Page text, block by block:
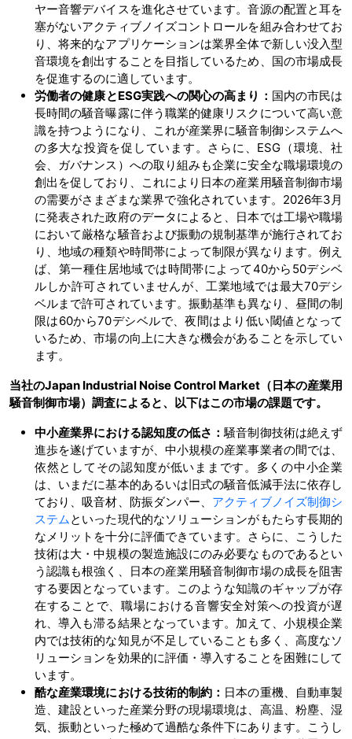
ヤー音響デバイスを進化させています。音源の配置と耳を
塞がないアクティブノイズコントロールを組み合わせてお
り、将来的なアプリケーションは業界全体で新しい没入型
音環境を創出することを目指しているため、国の市場成長
を促進するのに適しています。
労働者の健康とESG実践への関心の高まり： 国内の市民は
長時間の騒音曝露に伴う職業的健康リスクについて高い意
識を持つようになり、これが産業界に騒音制御システムへ
の多大な投資を促しています。さらに、ESG（環境、社
会、ガバナンス）への取り組みも企業に安全な職場環境の
創出を促しており、これにより日本の産業用騒音制御市場
の需要がさまざまな業界で強化されています。2026年3月
に発表された政府のデータによると、日本では工場や職場
において厳格な騒音および振動の規制基準が施行されてお
り、地域の種類や時間帯によって制限が異なります。例え
ば、第一種住居地域では時間帯によって40から50デシベ
ルしか許可されていませんが、工業地域では最大70デシ
ベルまで許可されています。振動基準も異なり、昼間の制
限は60から70デシベルで、夜間はより低い閾値となって
いるため、市場の向上に大きな機会があることを示してい
ます。
当社のJapan Industrial Noise Control Market（日本の産業用
騒音制御市場）調査によると、以下はこの市場の課題です。
中小産業界における認知度の低さ：騒音制御技術は絶えず
進歩を遂げていますが、中小規模の産業事業者の間では、
依然としてその認知度が低いままです。多くの中小企業
は、いまだに基本的あるいは旧式の騒音低減手法に依存し
ており、吸音材、防振ダンパー、 アクティブノイズ制御シ
ステム といった現代的なソリューションがもたらす長期的
なメリットを十分に評価できています。さらに、こうした
技術は大・中規模の製造施設にのみ必要なものであるとい
う認識も根強く、日本の産業用騒音制御市場の成長を阻害
する要因となっています。このような知識のギャップが存
在することで、職場における音響安全対策への投資が遅
れ、導入も滞る結果となっています。加えて、小規模企業
内では技術的な知見が不足していることも多く、高度なソ
リューションを効果的に評価・導入することを困難にして
います。
酷な産業環境における技術的制約： 日本の重機、自動車製
造、建設といった産業分野の現場環境は、高温、粉塵、湿
気、振動といった極めて過酷な条件下にあります。こうし